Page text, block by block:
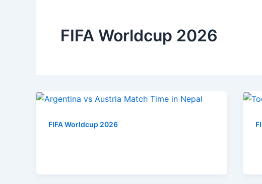
FIFA Worldcup 2026
FIFA Worldcup 2026